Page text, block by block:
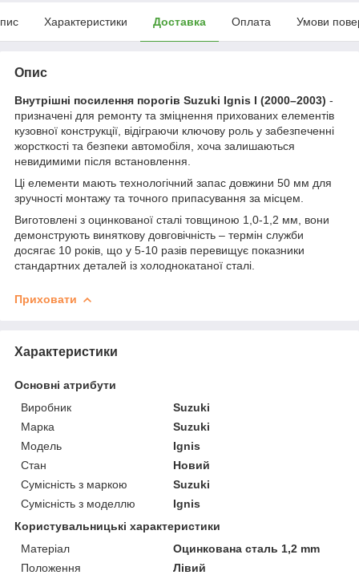
Характеристики Доставка Оплата Умови
Опис
Внутрішні посилення порогів Suzuki Ignis I (2000–2003) -
призначені для ремонту та зміцнення прихованих елементів
кузовної конструкції, відіграючи ключову роль у забезпеченні
жорсткості та безпеки автомобіля, хоча залишаються
невидимими після встановлення.
Ці елементи мають технологічний запас довжини 50 мм для
зручності монтажу та точного припасування за місцем.
Виготовлені з оцинкованої сталі товщиною 1,0-1,2 мм, вони
демонструють виняткову довговічність – термін служби
досягає 10 років, що у 5-10 разів перевищує показники
стандартних деталей із холоднокатаної сталі.
Приховати
Характеристики
Основні атрибути
Виробник
Suzuki
Марка
Suzuki
Модель
Ignis
Стан
Новий
Сумісність з маркою
Suzuki
Сумісність з моделлю
Ignis
Користувальницькі характеристики
Матеріал
Оцинкована сталь 1,2 mm
Положення
Лівий